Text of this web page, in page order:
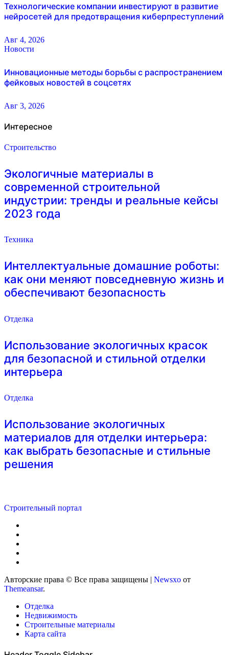
Технологические компании инвестируют в развитие
нейросетей для предотвращения киберпреступлений
Авг 4, 2026
Новости
Инновационные методы борьбы с распространением
фейковых новостей в соцсетях
Авг 3, 2026
Интересное
Строительство
Экологичные материалы в
современной строительной
индустрии: тренды и реальные кейсы
2023 года
Техника
Интеллектуальные домашние роботы:
как они меняют повседневную жизнь и
обеспечивают безопасность
Отделка
Использование экологичных красок
для безопасной и стильной отделки
интерьера
Отделка
Использование экологичных
материалов для отделки интерьера:
как выбрать безопасные и стильные
решения
Строительный портал
Авторские права © Все права защищены | Newsxo от
Themeansar.
Отделка
Недвижимость
Строительные материалы
Карта сайта